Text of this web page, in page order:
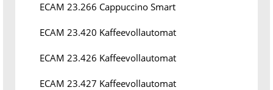
ECAM 23.266 Cappuccino Smart
ECAM 23.420 Kaffeevollautomat
ECAM 23.426 Kaffeevollautomat
ECAM 23.427 Kaffeevollautomat